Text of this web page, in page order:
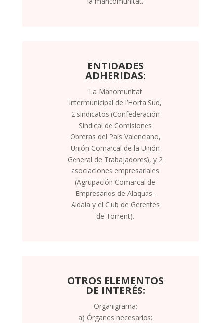
ENTIDADES
ADHERIDAS:
La Manomunitat
intermunicipal de l’Horta Sud,
2 sindicatos (Confederación
Sindical de Comisiones
Obreras del País Valenciano,
Unión Comarcal de la Unión
General de Trabajadores), y 2
asociaciones empresariales
(Agrupación Comarcal de
Empresarios de Alaquás-
Aldaia y el Club de Gerentes
de Torrent).
OTROS ELEMENTOS
DE INTERÉS:
Organigrama;
a) Órganos necesarios: